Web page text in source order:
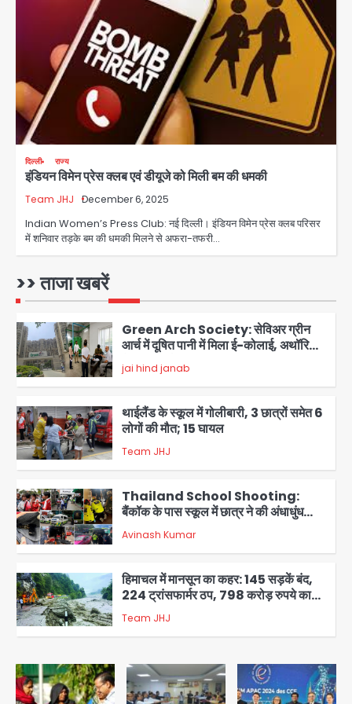
दिल्ली राज्य
इंडियन विमेन प्रेस क्लब एवं डीयूजे को मिली बम की धमकी
Team JHJ December 6, 2025
Indian Women’s Press Club: नई दिल्ली। इंडियन विमेन प्रेस क्लब परिसर
में शनिवार तड़के बम की धमकी मिलने से अफरा-तफरी…
>> ताजा खबरें
लोगों की मौत; 15 घायल
Team JHJ
Thailand School Shooting:
बैंकॉक के पास स्कूल में छात्र ने की अंधाधुंध
फायरिंग, हमलावर सहित सात की मौत, 15
घायल
Avinash Kumar
224 ट्रांसफार्मर ठप, 798 करोड़ रुपये का
नुकसान
Team JHJ
1
Patna violence: पटना में सड़क हादसे में
2
Green Arch Society: सेविअर ग्रीन
आर्च में दूषित पानी में मिला ई-कोलाई, अथॉरिटी
ने शुरू की सैंपलिंग जांच
jai hind janab
3
थाईलैंड के स्कूल में गोलीबारी, 3 छात्रों समेत 6
लोगों की मौत; 15 घायल
Team JHJ
4
Thailand School Shooting:
बैंकॉक के पास स्कूल में छात्र ने की अंधाधुंध
फायरिंग, हमलावर सहित सात की मौत, 15
घायल
Avinash Kumar
5
हिमाचल में मानसून का कहर: 145 सड़कें बंद,
224 ट्रांसफार्मर ठप, 798 करोड़ रुपये का
नुकसान
Team JHJ
Patna violence: पटना में सड़क हादसे में
युवक की मौत के बाद भड़की हिंसा, उपद्रवियों ने
फूंकीं 10 गाड़ियां, ट्रैफिक पोस्ट और स्लीपर